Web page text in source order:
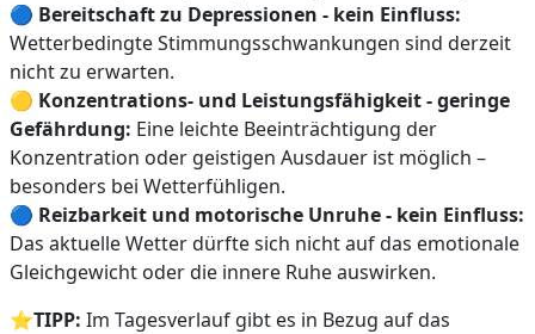
🔵 Bereitschaft zu Depressionen - kein Einfluss:
Wetterbedingte Stimmungsschwankungen sind derzeit
nicht zu erwarten.
🟡 Konzentrations- und Leistungsfähigkeit - geringe
Gefährdung: Eine leichte Beeinträchtigung der
Konzentration oder geistigen Ausdauer ist möglich –
besonders bei Wetterfühligen.
🔵 Reizbarkeit und motorische Unruhe - kein Einfluss:
Das aktuelle Wetter dürfte sich nicht auf das emotionale
Gleichgewicht oder die innere Ruhe auswirken.
⭐TIPP: Im Tagesverlauf gibt es in Bezug auf das